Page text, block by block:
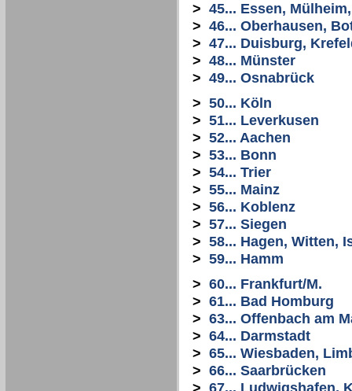
> 45... Essen,
> 46... Oberhausen,
> 47... Duisburg,
> 48... Münster
> 49... Osnabrück
> 50... Köln
> 51... Leverkusen
> 52... Aachen
> 53... Bonn
> 54... Trier
> 55... Mainz
> 56... Koblenz
> 57... Siegen
> 58... Hagen, Witten,
> 59... Hamm
> 60... Frankfurt/M.
> 61... Bad Homburg
> 63... Offenbach am
> 64... Darmstadt
> 65... Wiesbaden,
> 66... Saarbrücken
> 67... Ludwigshafen,